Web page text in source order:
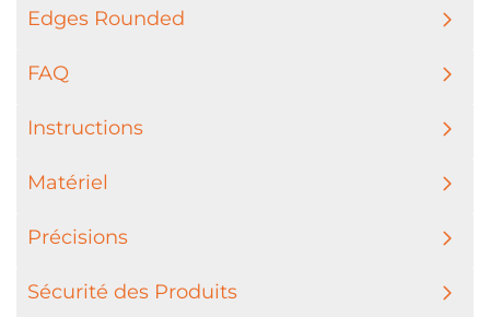
Edges Rounded
FAQ
Instructions
Matériel
Précisions
Sécurité des Produits